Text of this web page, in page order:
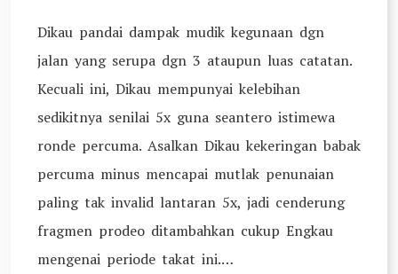
Dikau pandai dampak mudik kegunaan dgn
jalan yang serupa dgn 3 ataupun luas catatan.
Kecuali ini, Dikau mempunyai kelebihan
sedikitnya senilai 5x guna seantero istimewa
ronde percuma. Asalkan Dikau kekeringan babak
percuma minus mencapai mutlak penunaian
paling tak invalid lantaran 5x, jadi cenderung
fragmen prodeo ditambahkan cukup Engkau
mengenai periode takat ini.…